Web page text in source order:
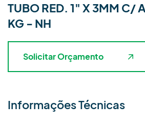
TUBO RED. 1" X 3MM C/
KG - NH
Solicitar Orçamento
Informações Técnicas